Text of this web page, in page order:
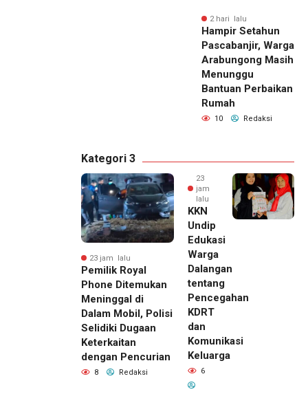
2 hari lalu
Hampir Setahun
Pascabanjir, Warga
Arabungong Masih
Menunggu
Bantuan Perbaikan
Rumah
10 Redaksi
Kategori 3
23 jam lalu
Pemilik Royal
Phone Ditemukan
Meninggal di
Dalam Mobil, Polisi
Selidiki Dugaan
Keterkaitan
dengan Pencurian
8 Redaksi
23
jam
lalu
KKN
Undip
Edukasi
Warga
Dalangan
tentang
Pencegahan
KDRT
dan
Komunikasi
Keluarga
6